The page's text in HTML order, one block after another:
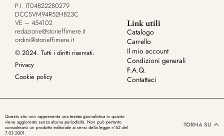
P.I. IT04822280279
DCCSVM94R52H823C
VE – 454102
redazione@storieffimere.it
ordini@storieffimere.it
© 2024. Tutti i diritti riservati.
Privacy
Cookie policy
Link utili
Catalogo
Carrello
Il mio account
Condizioni generali
F.A.Q.
Contattaci
Questo sito non rappresenta una testata giornalistica in quanto
viene aggiornato senza alcuna periodicità. Non può pertanto
considerarsi un prodotto editoriale ai sensi della legge n°62 del
7.03.2001.
TORNA SU